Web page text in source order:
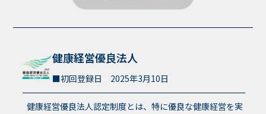
健康経営優良法人
初回登録日 2025年3月10日
健康経営優良法人認定制度とは、特に優良な健康経営を実